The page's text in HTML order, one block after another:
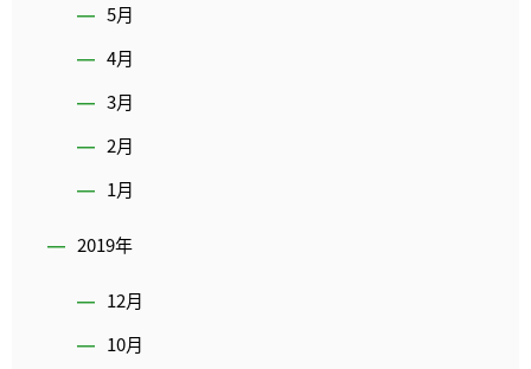
5月
4月
3月
2月
1月
2019年
12月
10月